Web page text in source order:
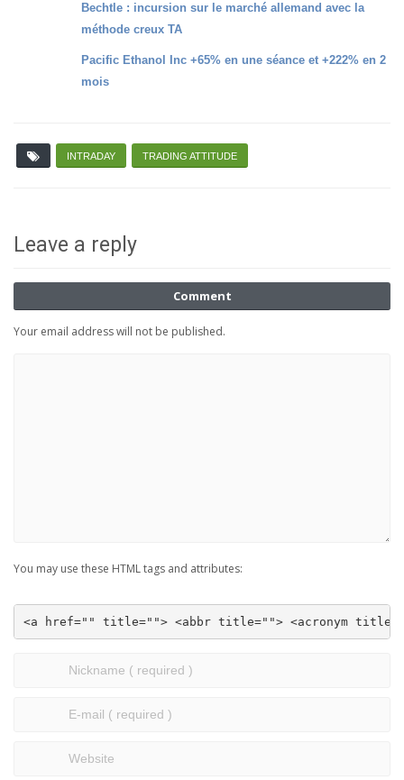
Bechtle : incursion sur le marché allemand avec la
méthode creux TA
Pacific Ethanol Inc +65% en une séance et +222% en 2
mois
INTRADAY TRADING ATTITUDE
Leave a reply
Comment
Your email address will not be published.
You may use these HTML tags and attributes:
<a href="" title=""> <abbr title=""> <acronym